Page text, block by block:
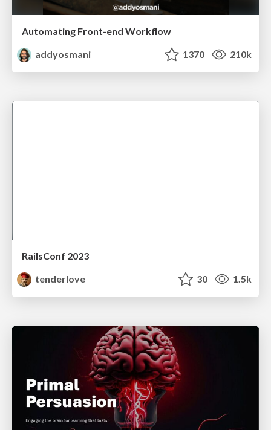
Automating Front-end Workflow
addyosmani
1370 210k
RailsConf 2023
tenderlove
30 1.5k